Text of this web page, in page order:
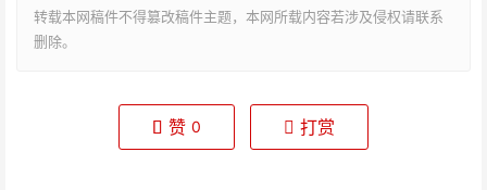
转载本网稿件不得篡改稿件主题，本网所载内容若涉及侵权请联系
删除。
赞 0 打赏